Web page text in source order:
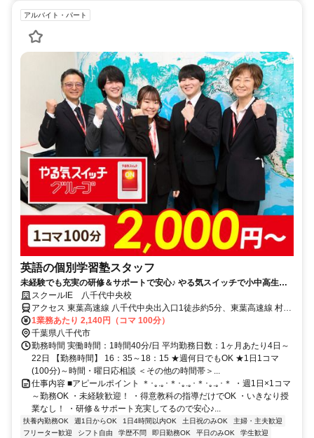
アルバイト・パート
英語の個別学習塾スタッフ
未経験でも充実の研修＆サポートで安心♪ やる気スイッチで小中高生と
の1対1または1対2の個別指導！
スクールIE 八千代中央校
アクセス 東葉高速線 八千代中央出入口1徒歩約5分、東葉高速線 村上
（千葉県）徒歩約26分、京成本線 京成大和田北口徒歩約32分
1業務あたり 2,140円（コマ 100分）
千葉県八千代市
勤務時間 実働時間：1時間40分/日 平均勤務日数：1ヶ月あたり4日～
22日 【勤務時間】 16：35～18：15 ★週何日でもOK ★1日1コマ
(100分)～時間・曜日応相談 ＜その他の時間帯＞...
仕事内容 ■アピールポイント ＊･｡.｡･＊･｡.｡･＊･｡.｡･＊ ・週1日×1コマ
～勤務OK ・未経験歓迎！ ・得意教科の指導だけでOK ・いきなり授
業なし！ ・研修＆サポート充実してるので安心♪...
扶養内勤務OK 週1日からOK 1日4時間以内OK 土日祝のみOK
主婦・主夫歓迎
フリーター歓迎
シフト自由 学歴不問 即日勤務OK 平日のみOK
学生歓迎